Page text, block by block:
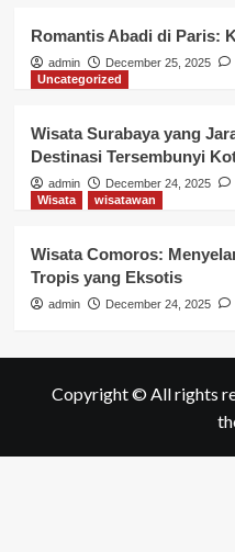
Romantis Abadi di Paris:
admin December 25, 2025
Uncategorized
Wisata Surabaya yang
Destinasi Tersembunyi
admin December 24, 2025
Wisata
wisatawan
Wisata Comoros:
Tropis yang Eksotis
admin December 24, 2025
Copyright © All rights